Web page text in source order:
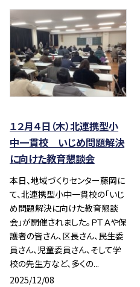
１２月４日（木）北連携型小
中一貫校 いじめ問題解決
に向けた教育懇談会
本日、地域づくりセンター藤岡に
て、北連携型小中一貫校の「いじ
め問題解決に向けた教育懇談
会」が開催されました。ＰＴＡや保
護者の皆さん、区長さん、民生委
員さん、児童委員さん、そして学
校の先生方など、多くの...
2025/12/08